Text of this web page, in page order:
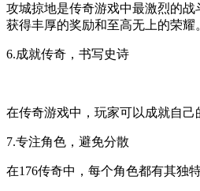
攻城掠地是传奇游戏中最激烈的
获得丰厚的奖励和至高无上的荣耀
6.成就传奇，书写史诗
在传奇游戏中，玩家可以成就自
7.专注角色，避免分散
在176传奇中，每个角色都有其独